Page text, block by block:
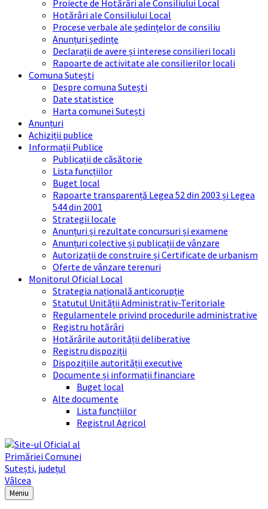
Proiecte de Hotărâri ale Consiliului Local
Hotărâri ale Consiliului Local
Procese verbale ale ședințelor de consiliu
Anunțuri ședințe
Declarații de avere și interese consilieri locali
Rapoarte de activitate ale consilierilor locali
Comuna Sutești
Despre comuna Sutești
Date statistice
Harta comunei Sutești
Anunțuri
Achiziții publice
Informații Publice
Publicații de căsătorie
Lista funcțiilor
Buget local
Rapoarte transparență Legea 52 din 2003 și Legea
544 din 2001
Strategii locale
Anunțuri și rezultate concursuri și examene
Anunțuri colective și publicații de vânzare
Autorizații de construire și Certificate de urbanism
Oferte de vânzare terenuri
Monitorul Oficial Local
Strategia națională anticorupție
Statutul Unității Administrativ-Teritoriale
Regulamentele privind procedurile administrative
Registru hotărâri
Hotărârile autorității deliberative
Registru dispoziții
Dispozițiile autorității executive
Documente și informații financiare
Buget local
Alte documente
Lista funcțiilor
Registrul Agricol
Meniu